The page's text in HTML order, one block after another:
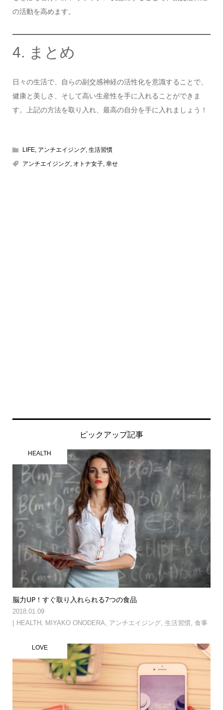
の活動を高めます。
4. まとめ
日々の生活で、自らの副交感神経の活性化を意識することで、
健康と美しさ、そして高い生産性を手に入れることができま
す。上記の方法を取り入れ、最高の自分を手に入れましょう！
LIFE, アンチエイジング, 生活習慣
アンチエイジング, オトナ女子, 幸せ
ピックアップ記事
HEALTH
脳力UP！すぐ取り入れられる7つの食品
2018.01.09
HEALTH
MIYAKO ONODERA アンチエイジング, 生活習慣, 食事
LOVE